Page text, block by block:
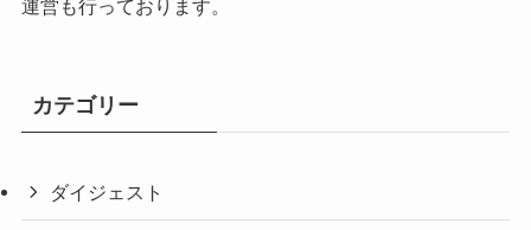
運営も行っております。
カテゴリー
ダイジェスト